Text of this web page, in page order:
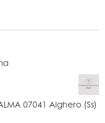
07041 Alghero (Ss)